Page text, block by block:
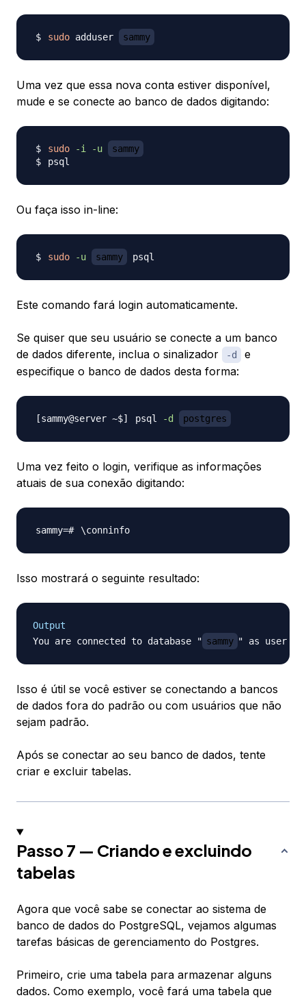
sudo adduser sammy
Uma vez que essa nova conta estiver disponível,
mude e se conecte ao banco de dados digitando:
sudo -i -u
sammy
Ou faça isso in-line:
sudo -u sammy
Este comando fará login automaticamente.
Se quiser que seu usuário se conecte a um banco
de dados diferente, inclua o sinalizador
-d
e
especifique o banco de dados desta forma:
psql -d postgres
Uma vez feito o login, verifique as informações
atuais de sua conexão digitando:
\
Isso mostrará o seguinte resultado:
Output
You are connected to database " sammy " as user "
Isso é útil se você estiver se conectando a bancos
de dados fora do padrão ou com usuários que não
sejam padrão.
Após se conectar ao seu banco de dados, tente
criar e excluir tabelas.
Passo 7 — Criando e excluindo
tabelas
Agora que você sabe se conectar ao sistema de
banco de dados do PostgreSQL, vejamos algumas
tarefas básicas de gerenciamento do Postgres.
Primeiro, crie uma tabela para armazenar alguns
dados. Como exemplo, você fará uma tabela que